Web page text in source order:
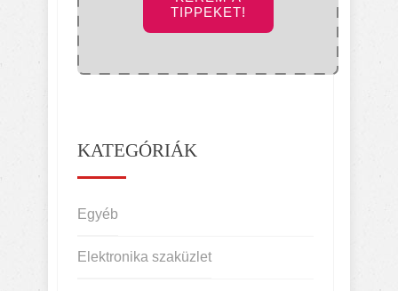
TIPPEKET!
KATEGÓRIÁK
Egyéb
Elektronika szaküzlet